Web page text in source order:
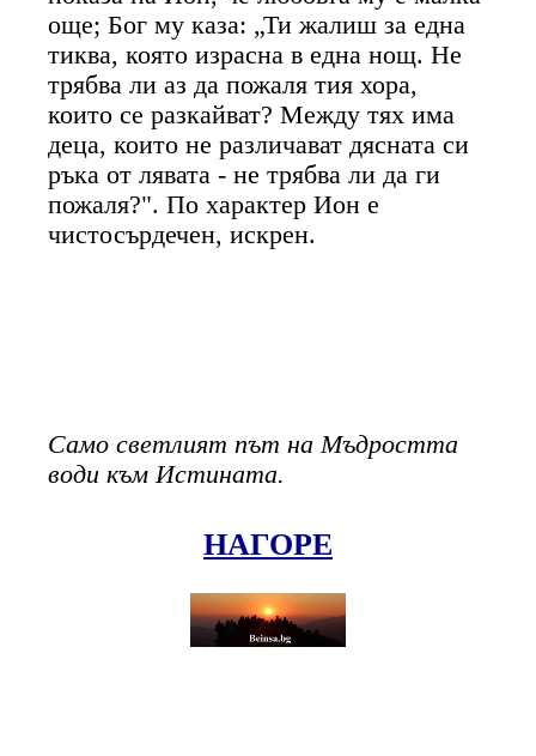
още; Бог му каза: „Ти жалиш за една
тиква, която израсна в една нощ. Не
трябва ли аз да пожаля тия хора,
които се разкайват? Между тях има
деца, които не различават дясната си
ръка от лявата - не трябва ли да ги
пожаля?". По характер Ион е
чистосърдечен, искрен.
Само светлият път на Мъдростта
води към Истината.
НАГОРЕ